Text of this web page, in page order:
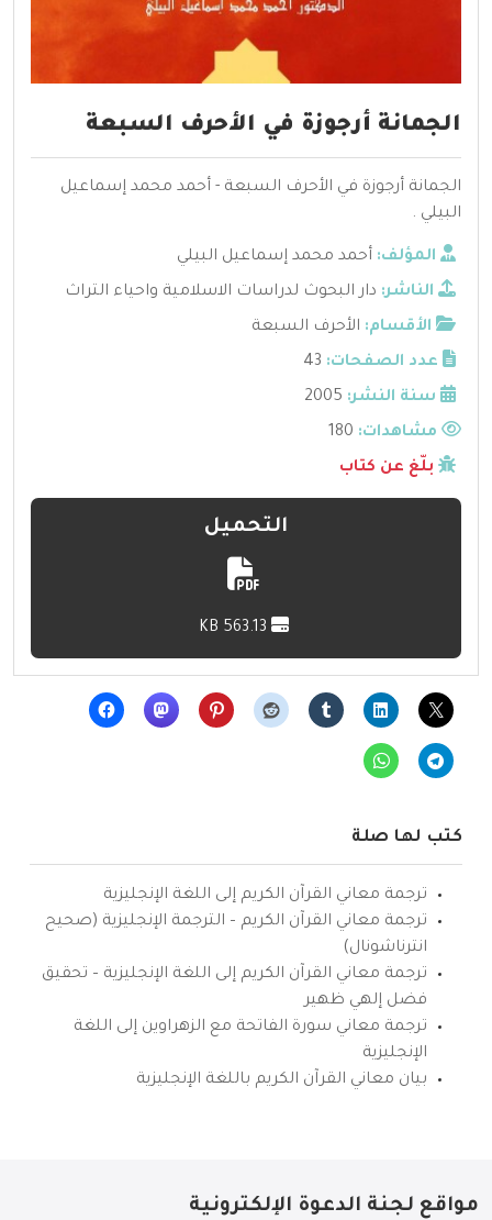
الجمانة أرجوزة في الأحرف السبعة
الجمانة أرجوزة في الأحرف السبعة - أحمد محمد إسماعيل
البيلي .
المؤلف: أحمد محمد إسماعيل البيلي
الناشر: دار البحوث لدراسات الاسلامية واحياء التراث
الأقسام: الأحرف السبعة
عدد الصفحات: 43
سنة النشر: 2005
مشاهدات:
بلّغ عن كتاب
التحميل
كتب لها صلة
ترجمة معاني القرآن الكريم إلى اللغة الإنجليزية
ترجمة معاني القرآن الكريم – الترجمة الإنجليزية (صحيح
انترناشونال)
ترجمة معاني القرآن الكريم إلى اللغة الإنجليزية – تحقيق
فضل إلهي ظهير
ترجمة معاني سورة الفاتحة مع الزهراوين إلى اللغة
الإنجليزية
بيان معاني القرآن الكريم باللغة الإنجليزية
مواقع لجنة الدعوة الإلكترونية